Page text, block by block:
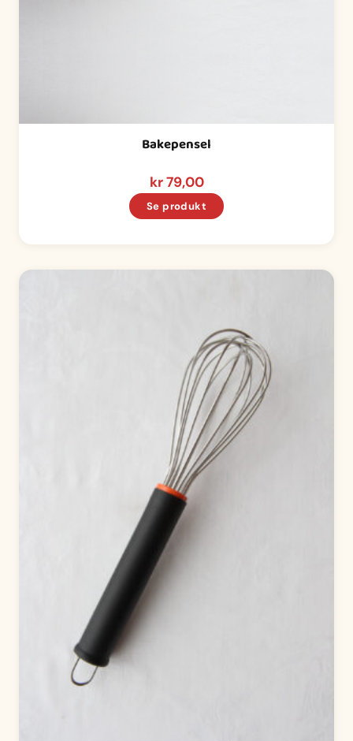
Bakepensel
kr79,00
Se produkt